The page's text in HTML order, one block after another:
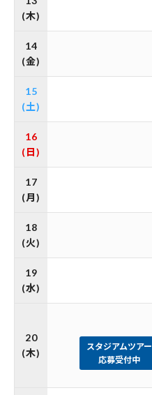
(木)
14
(金)
15
(土)
16
(日)
17
(月)
18
(火)
19
(水)
20
(木)
スタジアムツアー
応募受付中